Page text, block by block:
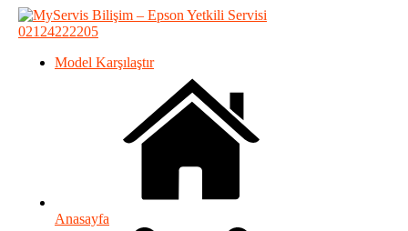
02124222205
Model Karşılaştır
Anasayfa